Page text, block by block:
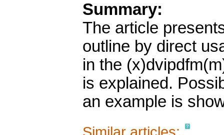
Summary:
The article
outline by direct
in the
is explained.
an example is